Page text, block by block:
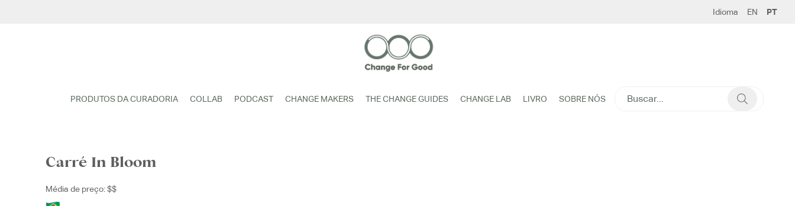
Idioma EN PT
PRODUTOS DA CURADORIA COLLAB PODCAST CHANGE MAKERS THE CHANGE GUIDES CHANGE LAB LIVRO SOBRE NÓS
Carré In Bloom
Média de preço: $$